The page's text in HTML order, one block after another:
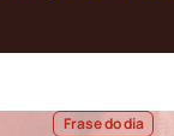
Frase do dia